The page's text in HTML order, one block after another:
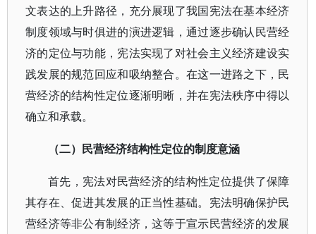
文表达的上升路径，充分展现了我国宪法在基本经济
制度领域与时俱进的演进逻辑，通过逐步确认民营经
济的定位与功能，宪法实现了对社会主义经济建设实
践发展的规范回应和吸纳整合。在这一进路之下，民
营经济的结构性定位逐渐明晰，并在宪法秩序中得以
确立和承载。
（二）民营经济结构性定位的制度意涵
首先，宪法对民营经济的结构性定位提供了保障
其存在、促进其发展的正当性基础。宪法明确保护民
营经济等非公有制经济，这等于宣示民营经济的发展